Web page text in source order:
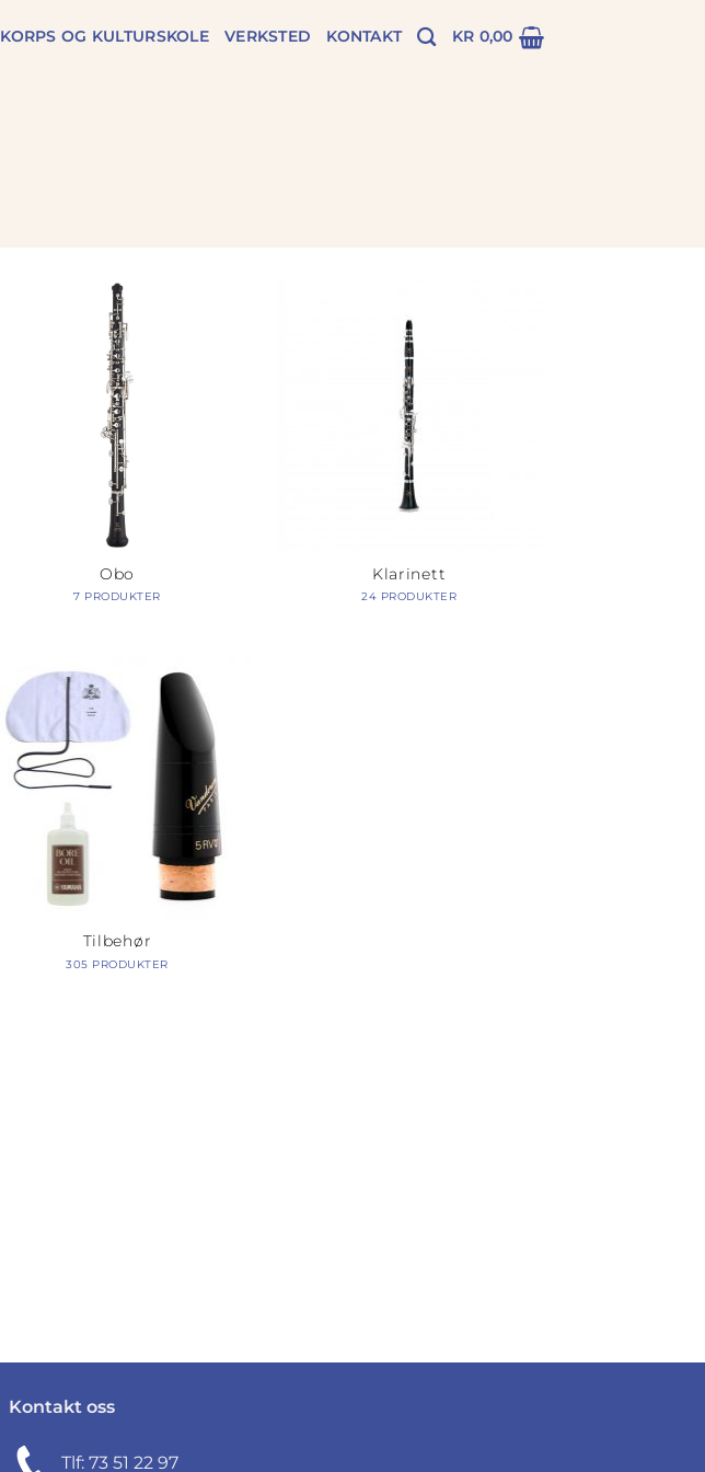
KORPS OG KULTURSKOLE VERKSTED KONTAKT KR 0,00
Obo
7 PRODUKTER
Klarinett
24 PRODUKTER
Tilbehør
305 PRODUKTER
Kontakt oss
Tlf: 73 51 22 97